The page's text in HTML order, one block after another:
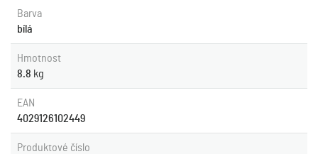
Barva
bílá
Hmotnost
8.8 kg
EAN
4029126102449
Produktové číslo